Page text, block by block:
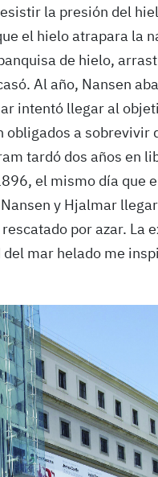
la presión del
el hielo atrapara la
de hielo,
Al año, Nansen
intentó llegar al
obligados a sobrevivir
tardó dos años en
el mismo día que
y Hjalmar
por azar. La
mar helado me